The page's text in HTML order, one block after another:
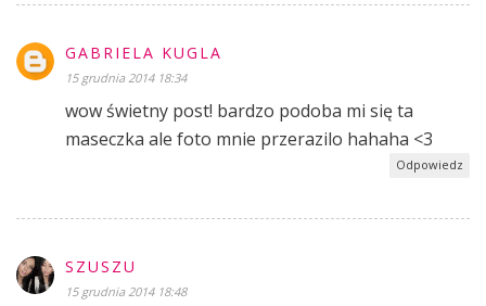
GABRIELA KUGLA
15 grudnia 2014 18:34
wow świetny post! bardzo podoba mi się ta
maseczka ale foto mnie przerazilo hahaha <3
Odpowiedz
SZUSZU
15 grudnia 2014 18:48